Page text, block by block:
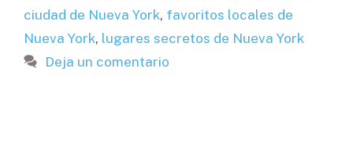
ciudad de Nueva York, favoritos locales de
Nueva York, lugares secretos de Nueva York
Deja un comentario